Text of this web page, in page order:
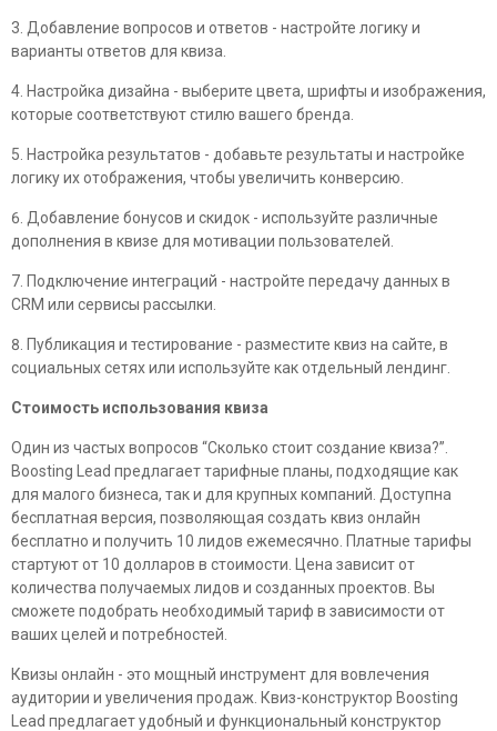
Добавление вопросов и ответов - настройте логику и
варианты ответов для квиза.
Настройка дизайна - выберите цвета, шрифты и изображения,
которые соответствуют стилю вашего бренда.
Настройка результатов - добавьте результаты и настройке
логику их отображения, чтобы увеличить конверсию.
Добавление бонусов и скидок - используйте различные
дополнения в квизе для мотивации пользователей.
Подключение интеграций - настройте передачу данных в
CRM или сервисы рассылки.
Публикация и тестирование - разместите квиз на сайте, в
социальных сетях или используйте как отдельный лендинг.
Стоимость использования квиза
Один из частых вопросов “Сколько стоит создание квиза?”.
Boosting Lead предлагает тарифные планы, подходящие как
для малого бизнеса, так и для крупных компаний. Доступна
бесплатная версия, позволяющая создать квиз онлайн
бесплатно и получить 10 лидов ежемесячно. Платные тарифы
стартуют от 10 долларов в стоимости. Цена зависит от
количества получаемых лидов и созданных проектов. Вы
сможете подобрать необходимый тариф в зависимости от
ваших целей и потребностей.
Квизы онлайн - это мощный инструмент для вовлечения
аудитории и увеличения продаж. Квиз-конструктор Boosting
Lead предлагает удобный и функциональный конструктор